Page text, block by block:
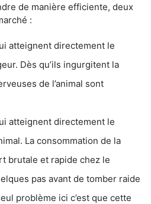
de manière efficiente, deux
:
atteignent directement le
Dès qu’ils ingurgitent la
de l’animal sont
atteignent directement le
La consommation de la
brutale et rapide chez le
pas avant de tomber raide
problème ici c’est que cette